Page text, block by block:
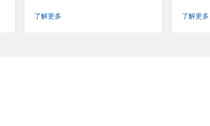
盲压辊也在铁辊芯上挂有橡胶或聚氨
了解更多 了解更多